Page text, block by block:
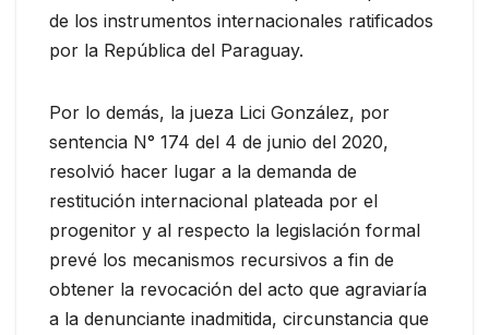
de los instrumentos internacionales ratificados
por la República del Paraguay.
Por lo demás, la jueza Lici González, por
sentencia N° 174 del 4 de junio del 2020,
resolvió hacer lugar a la demanda de
restitución internacional plateada por el
progenitor y al respecto la legislación formal
prevé los mecanismos recursivos a fin de
obtener la revocación del acto que agraviaría
a la denunciante inadmitida, circunstancia que